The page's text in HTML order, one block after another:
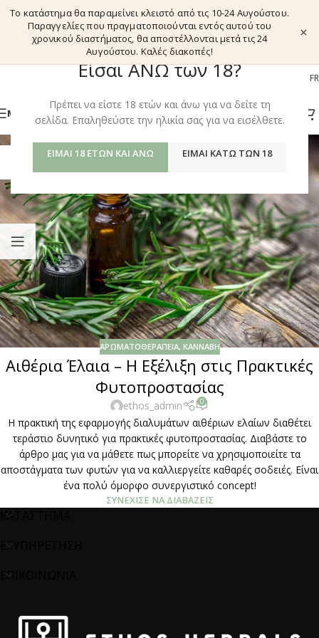
Είσαι ΑΝΩ των 18?
Πρέπει να είστε 18 ετών και άνω για να δείτε τη
σελίδα. Επαληθεύστε την ηλικία σας για να εισέλθετε.
ΕΊΜΑΙ 18 ΕΤΏΝ ΚΑΙ ΆΝΩ ΕΊΜΑΙ ΚΆΤΩ ΤΩΝ 18
Το κατάστημα θα παραμείνει κλειστό από τις 10-24 Αυγούστου.
Παραγγελίες που πραγματοποιούνται εντός αυτού του
χρονικού διαστήματος, θα αποστέλλονται μετά τις 24
Αυγούστου. Καλές διακοπές!
×
EL FR
ΜΕΝΟΎ
ΑΡΩΜΑΤΟΘΕΡΑΠΕΊΑ, ΚΆΝΝΑΒΗ
Αιθέρια Έλαια – H Εξέλιξη στις Πρακτικές
Φυτοπροστασίας
ethos_admin 0
Η πρακτική της εφαρμογής διαλυμάτων αιθέριων ελαίων διαθέτει
τεράστιο δυνητικό για πρακτικές φυτοπροστασίας. Διαβάστε το
άρθρο μας για να μάθετε πως μπορείτε να χρησιμοποιείτε τα
αποστάγματα των φυτών για να καλλιεργείτε καθαρές σοδειές. Είναι
ένα πολύ όμορφο συνεργιστικό concept!
ΣΥΝΈΧΙΣΕ ΝΑ ΔΙΑΒΆΖΕΙΣ
ΚΑΤΑΣΤΗΜΑ
ΕΞΥΠΗΡΕΤΗΣΗ
ΕΠΙΚΟΙΝΩΝΙΑ